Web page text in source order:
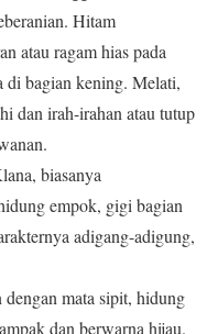
Hitam
atau ragam hias pada
di bagian kening. Melati,
dan irah-irahan atau tutup
biasanya
empok, gigi bagian
adigang-adigung,
mata sipit, hidung
dan berwarna hijau.